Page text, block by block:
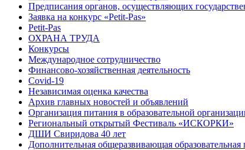
Предписания органов, осуществляющих
Заявка на конкурс «Petit-Pas»
Petit-Pas
ОХРАНА ТРУДА
Конкурсы
Международное сотрудничество
Финансово-хозяйственная деятельность
Covid-19
Независимая оценка качества
Архив главных новостей и объявлений
Организация питания в образовательной
Региональный открытый Фестиваль «ИСКОРКИ»
ДШИ Свиридова 40 лет
Дополнительная общеразвивающая